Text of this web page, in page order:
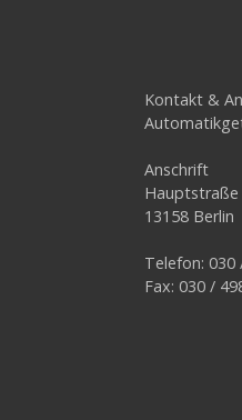
Kontakt &
Anschrift
Hauptstraße
13158 Berlin
Telefon: 030
Fax: 030 /